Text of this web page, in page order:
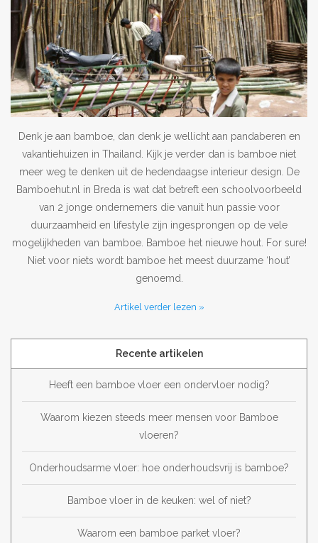
Denk je aan bamboe, dan denk je wellicht aan pandaberen en
vakantiehuizen in Thailand. Kijk je verder dan is bamboe niet
meer weg te denken uit de hedendaagse interieur design. De
Bamboehut.nl in Breda is wat dat betreft een schoolvoorbeeld
van 2 jonge ondernemers die vanuit hun passie voor
duurzaamheid en lifestyle zijn ingesprongen op de vele
mogelijkheden van bamboe. Bamboe het nieuwe hout. For sure!
Niet voor niets wordt bamboe het meest duurzame ‘hout’
genoemd.
Artikel verder lezen »
Recente artikelen
Heeft een bamboe vloer een ondervloer nodig?
Waarom kiezen steeds meer mensen voor Bamboe
vloeren?
Onderhoudsarme vloer: hoe onderhoudsvrij is bamboe?
Bamboe vloer in de keuken: wel of niet?
Waarom een bamboe parket vloer?